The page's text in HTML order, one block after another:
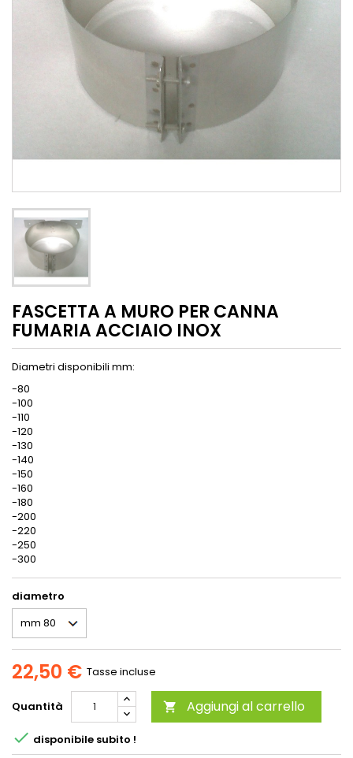
FASCETTA A MURO PER CANNA
FUMARIA ACCIAIO INOX
Diametri disponibili mm:
-80
-100
-110
-120
-130
-140
-150
-160
-180
-200
-220
-250
-300
diametro
22,50 € Tasse incluse
Quantità  Aggiungi al carrello
 disponibile subito !